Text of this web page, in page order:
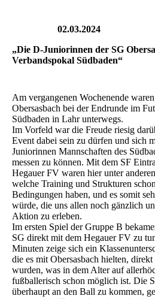
02.03.2024
„Die D-Juniorinnen der SG
Verbandspokal Südbaden“
Am vergangenen Wochenende
Obersasbach bei der Endrunde im
Südbaden in Lahr unterwegs.
Im Vorfeld war die Freude riesig
Event dabei sein zu dürfen und sich
Juniorinnen Mannschaften des
messen zu können. Mit dem SF
Hegauer FV waren hier unter
welche Training und Strukturen
Bedingungen haben, und es somit
würde, die uns allen noch gänzlich
Aktion zu erleben.
Im ersten Spiel der Gruppe B
SG direkt mit dem Hegauer FV zu
Minuten zeige sich ein
die es mit Obersasbach hielten,
wurden, was in dem Alter auf
fußballerisch schon möglich ist. Die
überhaupt an den Ball zu kommen,